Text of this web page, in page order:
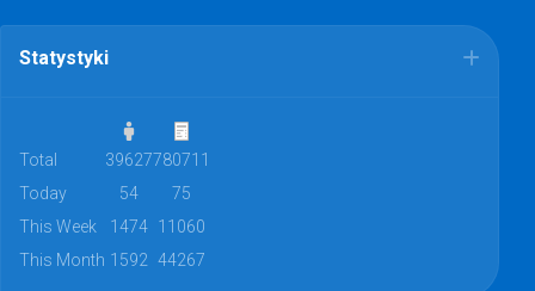
Statystyki
Total 39627780711
Today
54
75
This Week
1474 11060
This Month 1592 44267